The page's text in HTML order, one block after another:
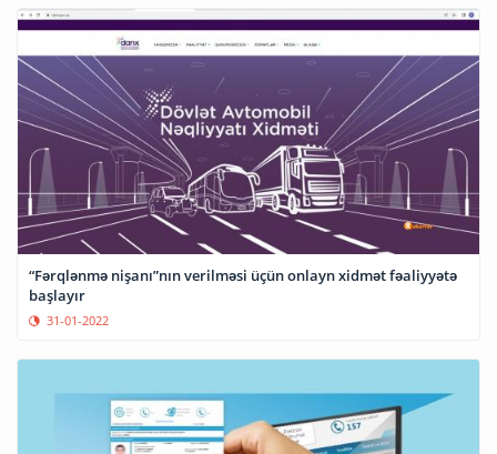
“Fərqlənmə nişanı”nın verilməsi üçün onlayn xidmət fəaliyyətə
başlayır
31-01-2022